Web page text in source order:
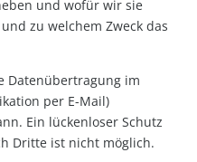
und wofür wir sie
zu welchem Zweck das
Datenübertragung im
per E-Mail)
Ein lückenloser Schutz
Dritte ist nicht möglich.